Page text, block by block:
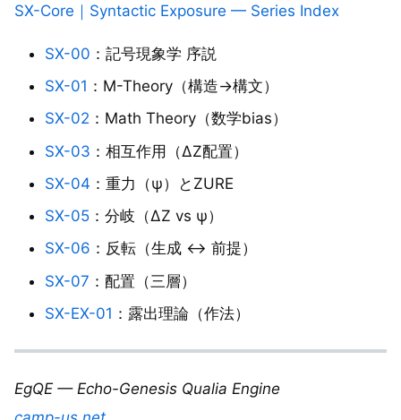
SX-Core｜Syntactic Exposure — Series Index
SX-00 ：記号現象学 序説
SX-01 ：M-Theory（構造→構文）
SX-02 ：Math Theory（数学bias）
SX-03 ：相互作用（ΔZ配置）
SX-04 ：重力（ψ）とZURE
SX-05 ：分岐（ΔZ vs ψ）
SX-06 ：反転（生成 ↔ 前提）
SX-07 ：配置（三層）
SX-EX-01 ：露出理論（作法）
EgQE — Echo-Genesis Qualia Engine